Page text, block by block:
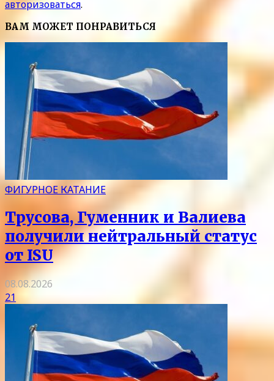
авторизоваться.
ВАМ МОЖЕТ ПОНРАВИТЬСЯ
ФИГУРНОЕ КАТАНИЕ
Трусова, Гуменник и Валиева
получили нейтральный статус
от ISU
08.08.2026
21